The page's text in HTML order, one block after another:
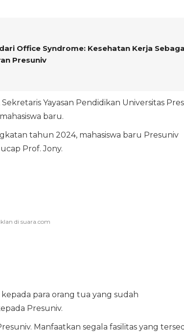
Office Syndrome: Kesehatan Kerja
Presuniv
Yayasan Pendidikan Universitas
baru.
tahun 2024, mahasiswa baru Presuniv
Prof. Jony.
para orang tua yang sudah
Presuniv.
Manfaatkan segala fasilitas yang